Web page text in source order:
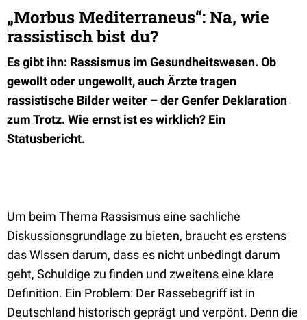
„Morbus Mediterraneus“: Na, wie
rassistisch bist du?
Es gibt ihn: Rassismus im Gesundheitswesen. Ob
gewollt oder ungewollt, auch Ärzte tragen
rassistische Bilder weiter – der Genfer Deklaration
zum Trotz. Wie ernst ist es wirklich? Ein
Statusbericht.
Um beim Thema Rassismus eine sachliche
Diskussionsgrundlage zu bieten, braucht es erstens
das Wissen darum, dass es nicht unbedingt darum
geht, Schuldige zu finden und zweitens eine klare
Definition. Ein Problem: Der Rassebegriff ist in
Deutschland historisch geprägt und verpönt. Denn die